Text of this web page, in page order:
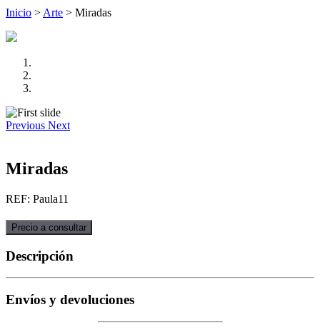
Inicio > Arte > Miradas
Previous Next
Miradas
REF: Paula11
Precio a consultar
Descripción
Envíos y devoluciones